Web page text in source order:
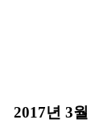
2017년 3